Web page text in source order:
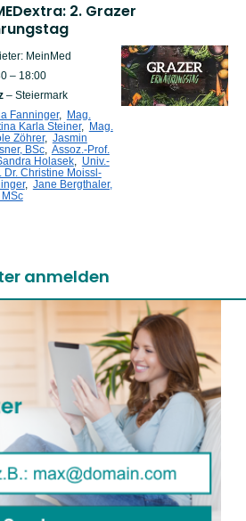
2. Grazer
MeinMed
– 18:00
– Steiermark
Fanninger, Mag.
Karla Steiner, Mag.
Zöhrer, Jasmin
BSc, Assoz.-Prof.
Holasek, Univ.-
Dr. Christine Moissl-
, Jane Bergthaler,
MSc
anmelden